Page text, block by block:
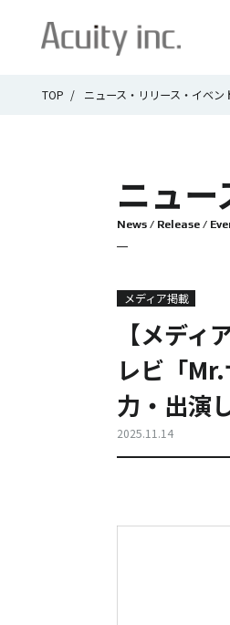
TOP ニュース・リリース・イベン
ニュー
News / Release /
メディア掲載
【メデ
レビ「
力・出演
2025.11.14